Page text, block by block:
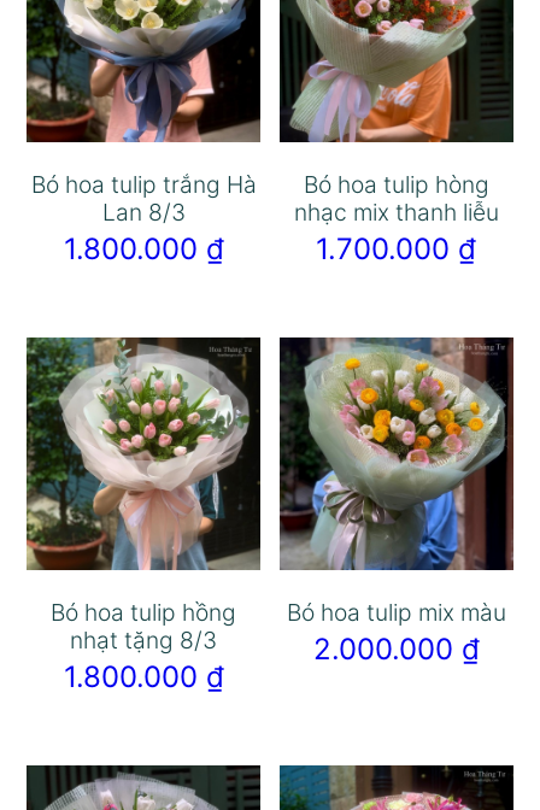
Bó hoa tulip trắng Hà
Lan 8/3
1.800.000 ₫
Bó hoa tulip hòng
nhạc mix thanh liễu
1.700.000 ₫
Bó hoa tulip hồng
nhạt tặng 8/3
1.800.000 ₫
Bó hoa tulip mix màu
2.000.000 ₫